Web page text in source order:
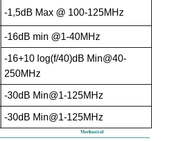
-1,5dB Max @ 100-125MHz
-16dB min @1-40MHz
-16+10 log(f/40)dB Min@40-
250MHz
-30dB Min@1-125MHz
-30dB Min@1-125MHz